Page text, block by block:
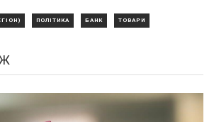
ПОЛІТИКА БАНК ТОВАРИ